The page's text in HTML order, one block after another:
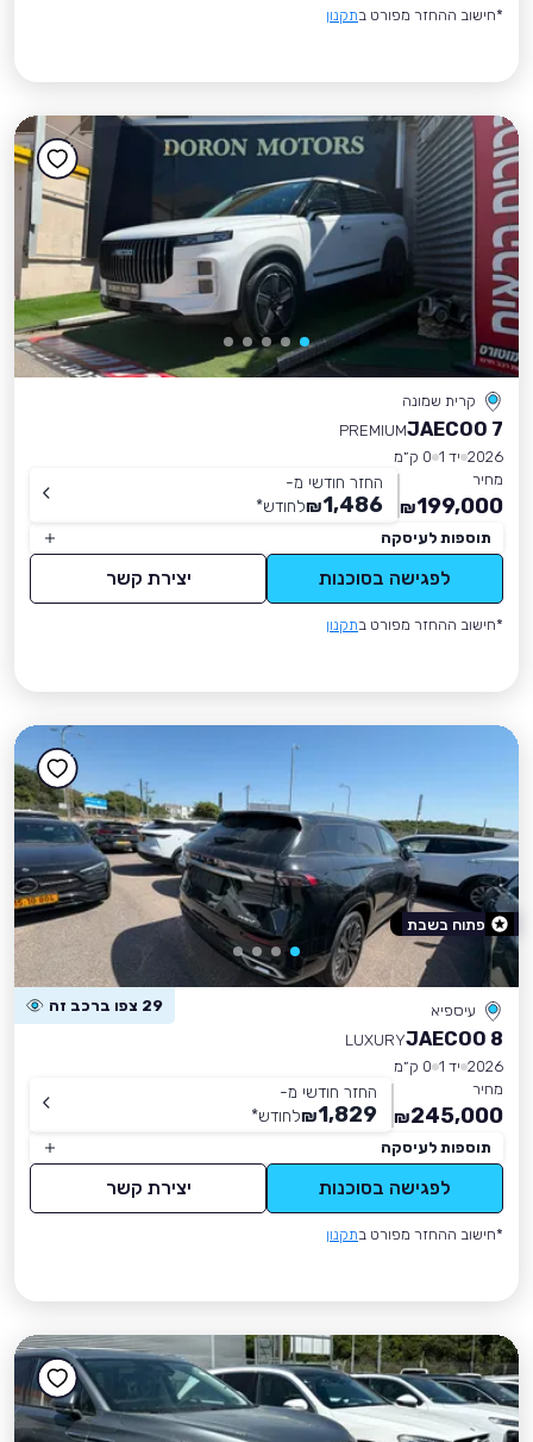
*חישוב ההחזר מפורט בתקנון
קרית שמונה
JAECOO 7
PREMIUM
2026 יד 1
0 ק״מ
מחיר
199,000
₪
החזר חודשי מ-
1,486
₪לחודש*
תוספות לעיסקה
לפגישה בסוכנות יצירת קשר
*חישוב ההחזר מפורט בתקנון
עיספיא 29 צפו ברכב זה
JAECOO 8
LUXURY
2026 יד 1
0 ק״מ
מחיר
245,000
₪
החזר חודשי מ-
1,829
₪לחודש*
תוספות לעיסקה
לפגישה בסוכנות יצירת קשר
*חישוב ההחזר מפורט בתקנון
פתוח בשבת